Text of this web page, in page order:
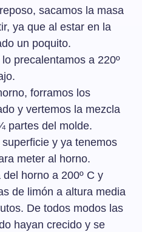
sacamos la masa
ya que al estar en la
un poquito.
precalentamos a 220º
forramos los
y vertemos la mezcla
partes del molde.
y ya tenemos
meter al horno.
horno a 200º C y
de limón a altura media
De todos modos las
hayan crecido y se